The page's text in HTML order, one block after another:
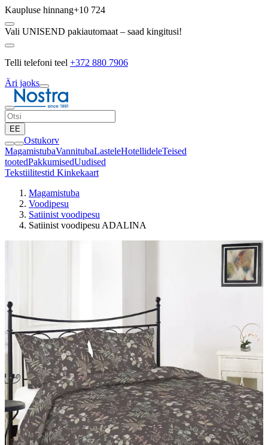
Kaupluse hinnang+10 724
Vali UNISEND pakiautomaat – saad kingitusi!
Telli telefoni teel +372 880 7906
Äri jaoks
EE
Ostukorv
MagamistubaVannitubaLasteleHotellideleTeised
tootedPakkumisedUudised
Tekstiilitestid Kinkekaart
Magamistuba
Voodipesu
Satiinist voodipesu
Satiinist voodipesu ADALINA